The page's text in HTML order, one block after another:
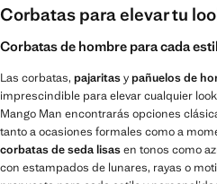
Corbatas para elevar tu
Corbatas de hombre para cada
Las corbatas, pajaritasypañuelos de
imprescindible para elevar cualquier
Mango Man encontrarás opciones
tanto a ocasiones formales como a
corbatas de seda lisasen tonos como
con estampados de lunares, rayas o